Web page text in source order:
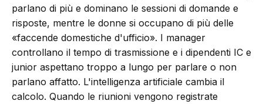
parlano di più e dominano le sessioni di domande e
risposte, mentre le donne si occupano di più delle
«faccende domestiche d'ufficio». I manager
controllano il tempo di trasmissione e i dipendenti IC e
junior aspettano troppo a lungo per parlare o non
parlano affatto. L'intelligenza artificiale cambia il
calcolo. Quando le riunioni vengono registrate